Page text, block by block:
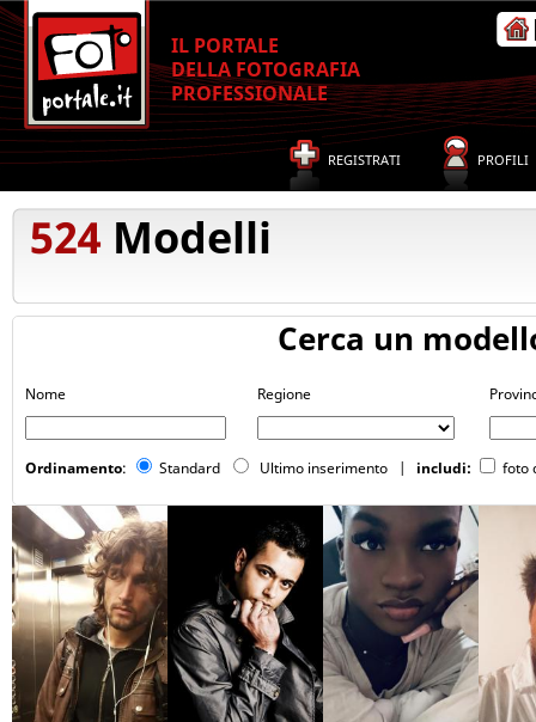
IL PORTALE
DELLA FOTOGRAFIA
PROFESSIONALE
REGISTRATI PROFILI
524 Modelli
Cerca un
Nome Regione
Ordinamento: Standard Ultimo inserimento | includi: foto